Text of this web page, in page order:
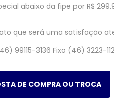
abaixo da fipe por R$
que será uma satisfação
99115-3136 Fixo (46) 3223-
DE COMPRA OU TROCA